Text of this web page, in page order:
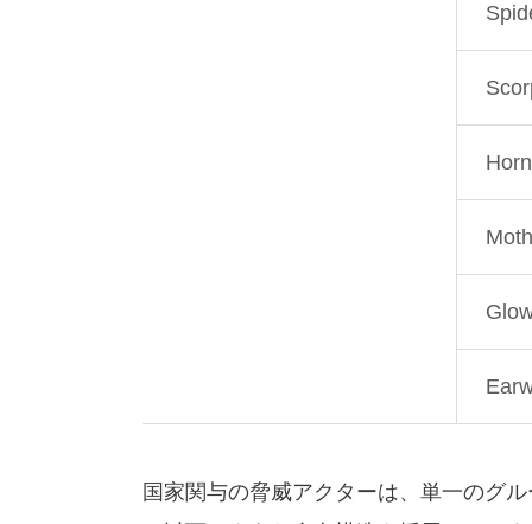
Moth
国家関与の脅威アクターは、単一のグ